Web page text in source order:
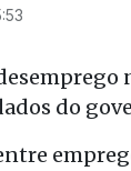
do